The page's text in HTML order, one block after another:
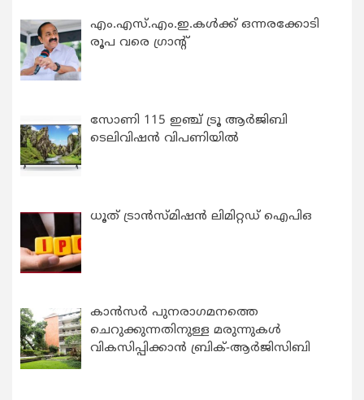
എം.എസ്.എം.ഇ.കൾക്ക് ഒന്നരക്കോടി
രൂപ വരെ ഗ്രാന്റ്
സോണി 115 ഇഞ്ച് ട്രൂ ആർജിബി
ടെലിവിഷൻ വിപണിയിൽ
ധൂത് ട്രാൻസ്മിഷൻ ലിമിറ്റഡ് ഐപിഒ
കാന്‍സര്‍ പുനരാഗമനത്തെ
ചെറുക്കുന്നതിനുള്ള മരുന്നുകള്‍
വികസിപ്പിക്കാന്‍ ബ്രിക്-ആര്‍ജിസിബി